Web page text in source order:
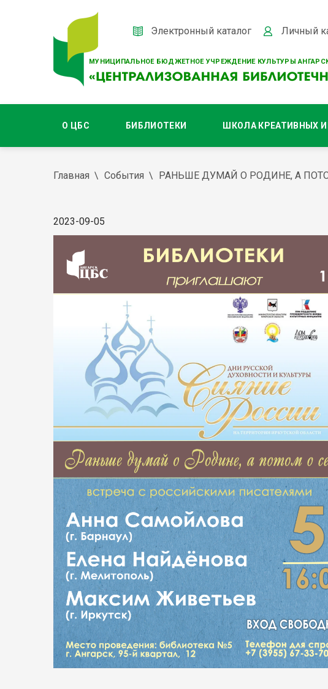
МУНИЦИПАЛЬНОЕ БЮДЖЕТНОЕ УЧРЕЖДЕНИЕ КУЛЬТУРЫ
Электронный каталог Личный
О ЦБС БИБЛИОТЕКИ ШКОЛА КРЕАТИВНЫХ
Главная События РАНЬШЕ ДУМАЙ О РОДИНЕ, А
2023-09-05